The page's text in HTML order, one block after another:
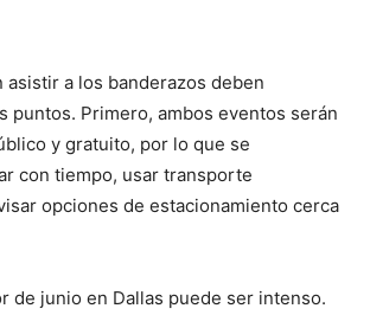
asistir a los banderazos deben
puntos. Primero, ambos eventos serán
y gratuito, por lo que se
con tiempo, usar transporte
opciones de estacionamiento cerca
de junio en Dallas puede ser intenso.